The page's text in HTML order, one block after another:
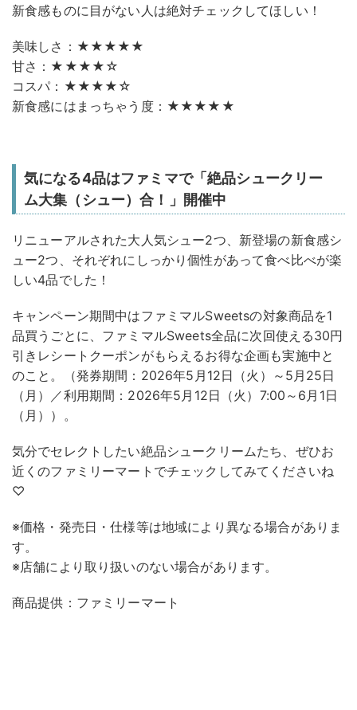
新食感ものに目がない人は絶対チェックしてほしい！
美味しさ：★★★★★
甘さ：★★★★☆
コスパ：★★★★☆
新食感にはまっちゃう度：★★★★★
気になる4品はファミマで「絶品シュークリー
ム大集（シュー）合！」開催中
リニューアルされた大人気シュー2つ、新登場の新食感シ
ュー2つ、それぞれにしっかり個性があって食べ比べが楽
しい4品でした！
キャンペーン期間中はファミマルSweetsの対象商品を1
品買うごとに、ファミマルSweets全品に次回使える30円
引きレシートクーポンがもらえるお得な企画も実施中と
のこと。（発券期間：2026年5月12日（火）～5月25日
（月）／利用期間：2026年5月12日（火）7:00～6月1日
（月））。
気分でセレクトしたい絶品シュークリームたち、ぜひお
近くのファミリーマートでチェックしてみてくださいね
♡
※価格・発売日・仕様等は地域により異なる場合がありま
す。
※店舗により取り扱いのない場合があります。
商品提供：ファミリーマート